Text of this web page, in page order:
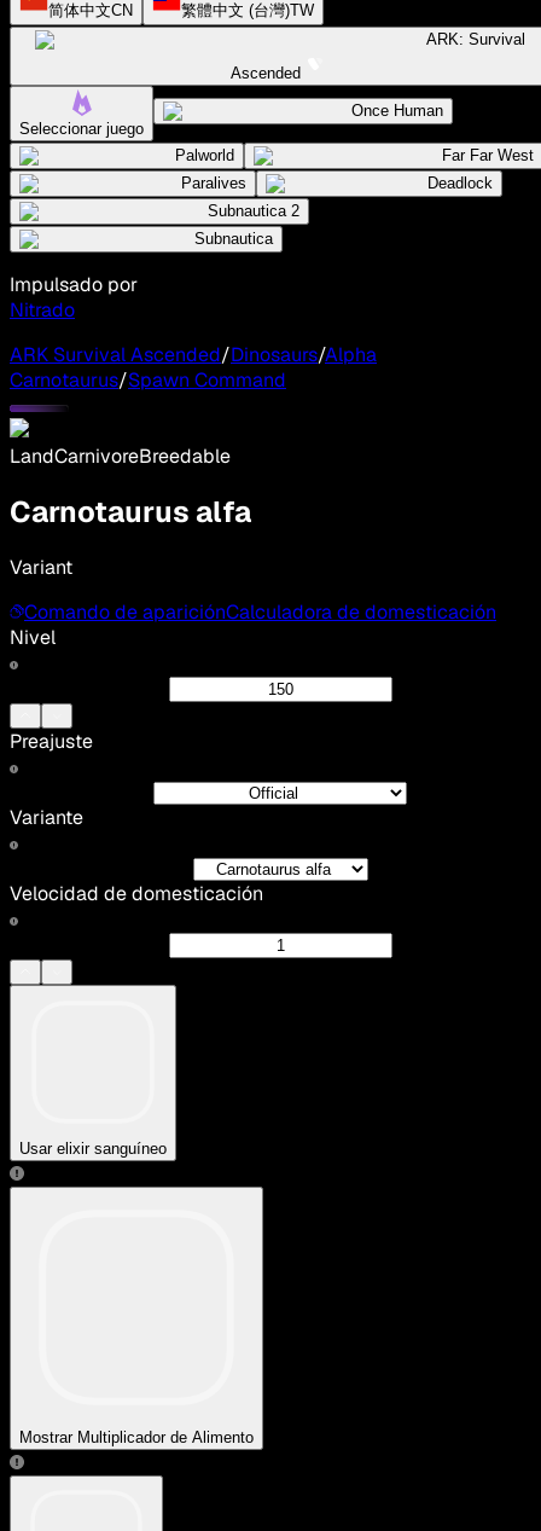
简体中文CN 繁體中文 (台灣)TW
ARK: Survival
Ascended
Seleccionar juego
Once Human
Palworld
Far Far West
Paralives
Deadlock
Subnautica 2
Subnautica
Impulsado por
Nitrado
ARK Survival Ascended/Dinosaurs/Alpha
Carnotaurus/Spawn Command
LandCarnivoreBreedable
Carnotaurus alfa
Variant
Comando de apariciónCalculadora de domesticación
Nivel
Preajuste
Variante
Velocidad de domesticación
Usar elixir sanguíneo
Mostrar Multiplicador de Alimento